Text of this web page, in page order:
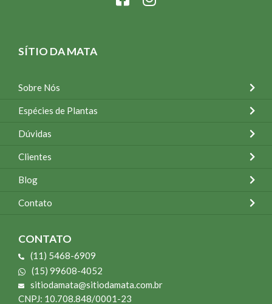
SÍTIO DA MATA
Sobre Nós
Espécies de Plantas
Dúvidas
Clientes
Blog
Contato
CONTATO
(11) 5468-6909
(15) 99608-4052
sitiodamata@sitiodamata.com.br
CNPJ: 10.708.848/0001-23